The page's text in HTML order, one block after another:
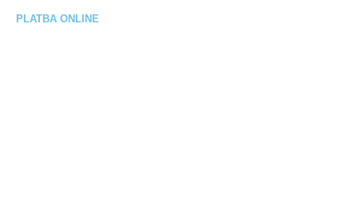
PLATBA ONLINE